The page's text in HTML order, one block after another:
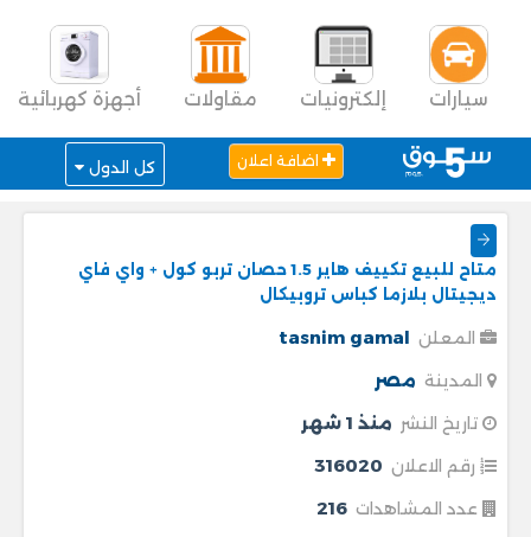
سيارات إلكترونيات مقاولات أجهزة كهربائية
اضافة اعلان كل الدول
متاح للبيع تكييف هاير 1.5 حصان تربو كول + واي فاي
ديجيتال بلازما كباس تروبيكال
المعلن tasnim gamal
المدينة مصر
تاريخ النشر منذ 1 شهر
رقم الاعلان 316020
عدد المشاهدات 216